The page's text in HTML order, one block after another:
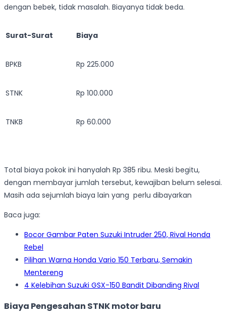
dengan bebek, tidak masalah. Biayanya tidak beda.
Surat-Surat Biaya
BPKB Rp 225.000
STNK Rp 100.000
TNKB Rp 60.000
Total biaya pokok ini hanyalah Rp 385 ribu. Meski begitu,
dengan membayar jumlah tersebut, kewajiban belum selesai.
Masih ada sejumlah biaya lain yang perlu dibayarkan
Baca juga:
Bocor Gambar Paten Suzuki Intruder 250, Rival Honda
Rebel
Pilihan Warna Honda Vario 150 Terbaru, Semakin
Mentereng
4 Kelebihan Suzuki GSX-150 Bandit Dibanding Rival
Biaya Pengesahan STNK motor baru